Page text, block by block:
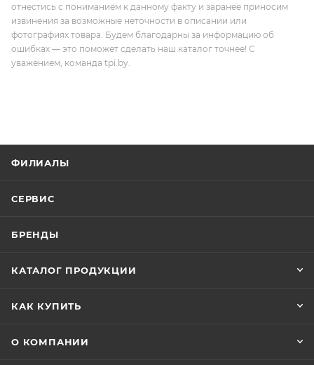
отнестись с пониманием к данному факту и заранее приносим
извинения за возможные неточности в описании или
фотографиях товара. Будем благодарны за информацию об
ошибках — это поможет сделать наш каталог точнее! С
уважением, команда tpi.by.
ФИЛИАЛЫ
СЕРВИС
БРЕНДЫ
КАТАЛОГ ПРОДУКЦИИ
КАК КУПИТЬ
О КОМПАНИИ